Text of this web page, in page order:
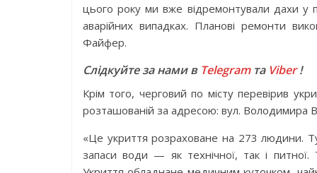
цього року ми вже відремонтували дахи
аварійних випадках. Планові ремонти
Файфер.
Слідкуйте за нами в Telegramта Viber!
Крім того, черговий по місту перевірив
розташованій за адресою: вул. Володимира
«Це укриття розраховане на 273 людини.
запаси води — як технічної, так і